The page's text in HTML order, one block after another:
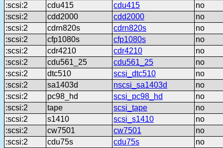
:scsi:2
cdu415 cdu415
no
:scsi:2
cdd2000 cdd2000
no
:scsi:2
cdrn820s cdrn820s
no
:scsi:2
cfp1080s cfp1080s
no
:scsi:2
cdr4210 cdr4210
no
:scsi:2
cdu561_25 cdu561_25
no
:scsi:2
dtc510 scsi_dtc510
no
:scsi:2
sa1403d nscsi_sa1403d
no
:scsi:2
pc98_hd scsi_pc98_hd
no
:scsi:2
tape scsi_tape
no
:scsi:2
s1410 scsi_s1410
no
:scsi:2
cw7501 cw7501
no
:scsi:2
cdu75s cdu75s
no